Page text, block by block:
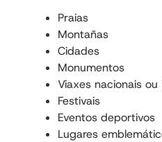
Praias
Montañas
Cidades
Monumentos
Viaxes nacionais
Festivais
Eventos deportivos
Lugares